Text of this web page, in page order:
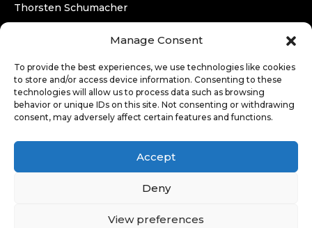
Manage Consent
To provide the best experiences, we use technologies like cookies
to store and/or access device information. Consenting to these
technologies will allow us to process data such as browsing
behavior or unique IDs on this site. Not consenting or withdrawing
consent, may adversely affect certain features and functions.
Accept
Deny
View preferences
Thorsten Schumacher
kontakt@wirfahren.de
RECHTLICHES
Impressum
Datenschutzerklärung